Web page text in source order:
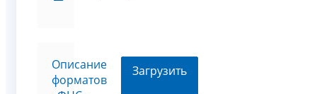
Описание
форматов
Загрузить